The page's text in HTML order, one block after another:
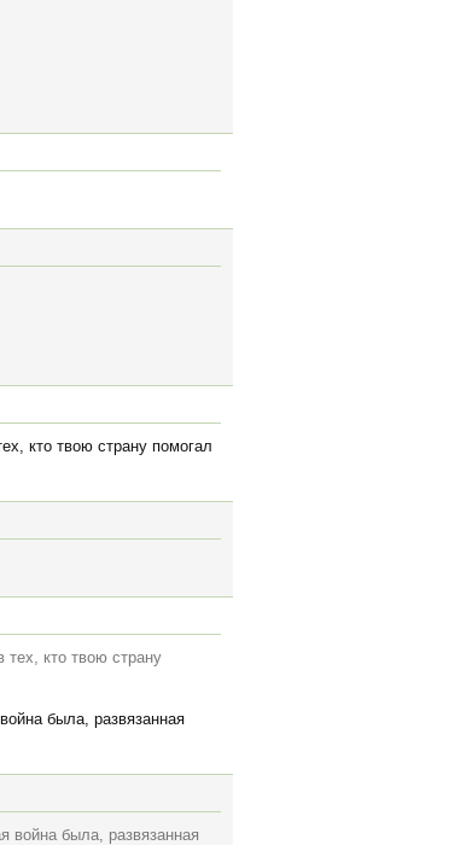
кто твою страну помогал
кто твою страну
была, развязанная
война была, развязанная